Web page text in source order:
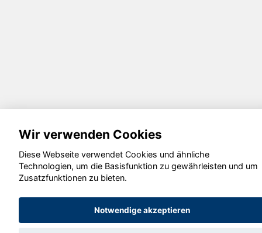
Wir verwenden Cookies
Diese Webseite verwendet Cookies und ähnliche
Technologien, um die Basisfunktion zu gewährleisten und um
Zusatzfunktionen zu bieten.
Notwendige akzeptieren